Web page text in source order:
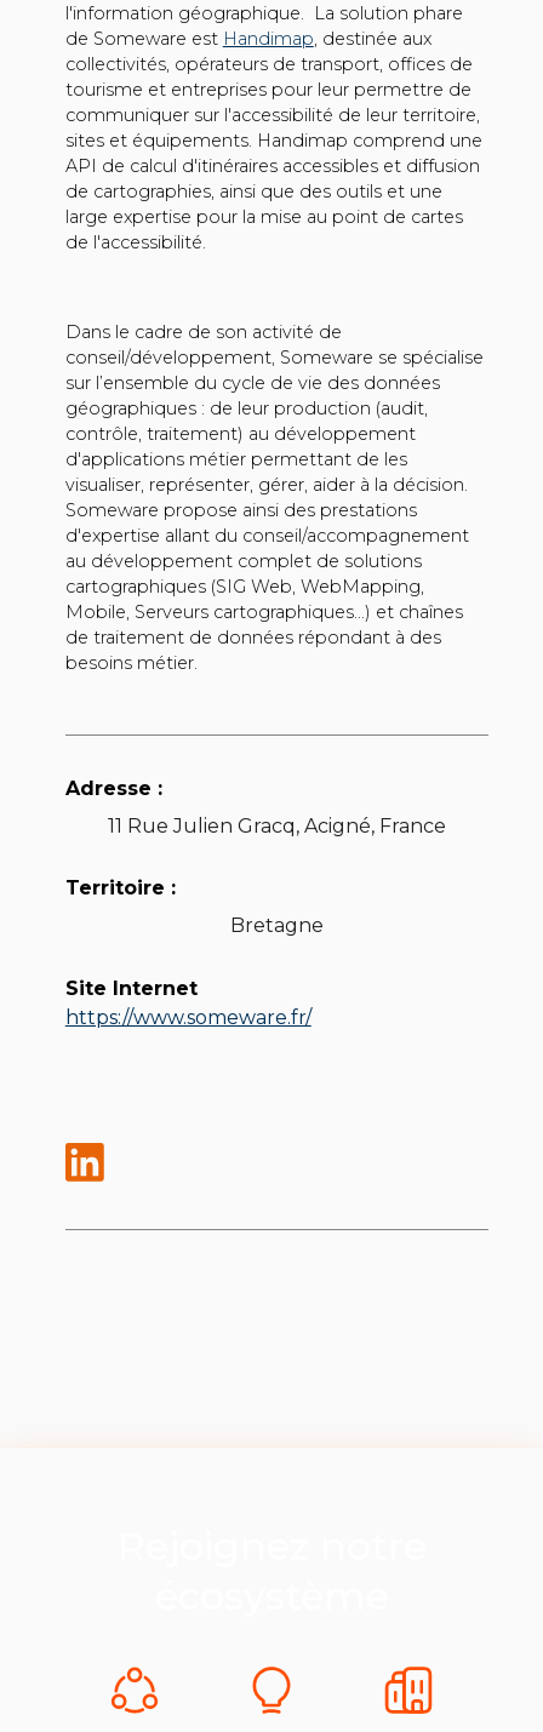
l'information géographique. La solution phare
de Someware est Handimap, destinée aux
collectivités, opérateurs de transport, offices de
tourisme et entreprises pour leur permettre de
communiquer sur l'accessibilité de leur territoire,
sites et équipements. Handimap comprend une
API de calcul d'itinéraires accessibles et diffusion
de cartographies, ainsi que des outils et une
large expertise pour la mise au point de cartes
de l'accessibilité.
Dans le cadre de son activité de
conseil/développement, Someware se spécialise
sur l’ensemble du cycle de vie des données
géographiques : de leur production (audit,
contrôle, traitement) au développement
d'applications métier permettant de les
visualiser, représenter, gérer, aider à la décision.
Someware propose ainsi des prestations
d'expertise allant du conseil/accompagnement
au développement complet de solutions
cartographiques (SIG Web, WebMapping,
Mobile, Serveurs cartographiques...) et chaînes
de traitement de données répondant à des
besoins métier.
Adresse :
11 Rue Julien Gracq, Acigné, France
Territoire :
Bretagne
Site Internet
https://www.someware.fr/